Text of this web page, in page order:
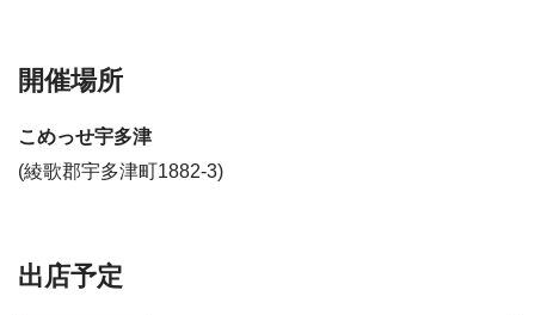
開催場所
こめっせ宇多津
(綾歌郡宇多津町1882-3)
出店予定